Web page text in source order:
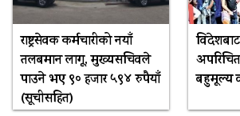
राष्ट्रसेवक कर्मचारीको नयाँ
तलबमान लागू, मुख्यसचिवले
पाउने भए ९० हजार ५९४ रुपैयाँ
(सूचीसहित)
बहुमूल्य